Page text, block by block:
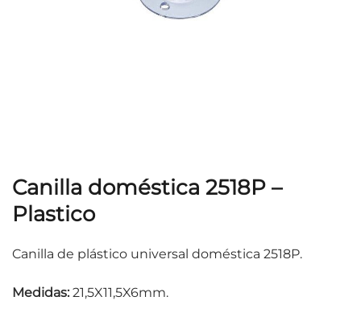
Canilla doméstica 2518P –
Plastico
Canilla de plástico universal doméstica 2518P.
Medidas: 21,5X11,5X6mm.